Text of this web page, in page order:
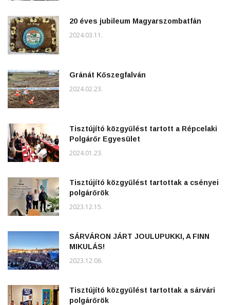
20 éves jubileum Magyarszombatfán
2024.03.11.
Gránát Kőszegfalván
2024.02.23.
Tisztújító közgyűlést tartott a Répcelaki
Polgárőr Egyesület
2024.01.23.
Tisztújító közgyűlést tartottak a csényei
polgárőrök
2023.12.15.
SÁRVÁRON JÁRT JOULUPUKKI, A FINN
MIKULÁS!
2023.12.06.
Tisztújító közgyűlést tartottak a sárvári
polgárőrök